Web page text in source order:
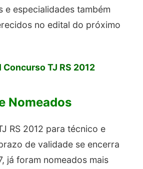
e especialidades também
no edital do próximo
Concurso TJ RS 2012
Nomeados
RS 2012 para técnico e
de validade se encerra
já foram nomeados mais